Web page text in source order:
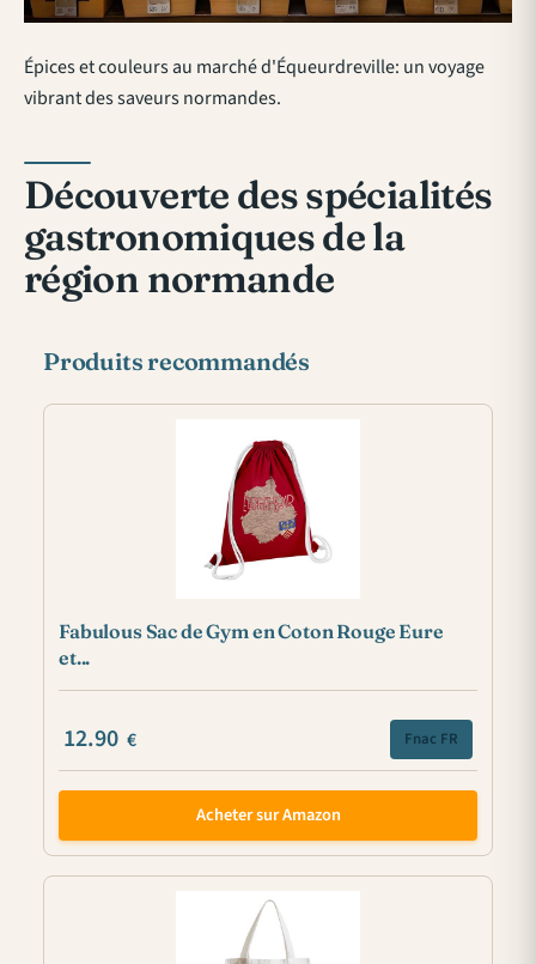
Épices et couleurs au marché d'Équeurdreville: un voyage
vibrant des saveurs normandes.
Découverte des spécialités
gastronomiques de la
région normande
Produits recommandés
Fabulous Sac de Gym en Coton Rouge Eure
et...
12.90 € Fnac FR
Acheter sur Amazon